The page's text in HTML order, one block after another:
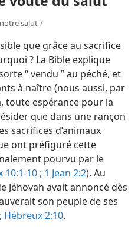
salut ?
que grâce au sacrifice
? La Bible explique
“ vendu ” au péché, et
à naître (nous aussi, par
toute espérance pour la
que dans une rançon
sacrifices d’animaux
ont préfiguré cette
pourvu par le
10:1-10 ; 1 Jean 2:2). Au
Jéhovah avait annoncé dès
son peuple de ses
Hébreux 2:10.